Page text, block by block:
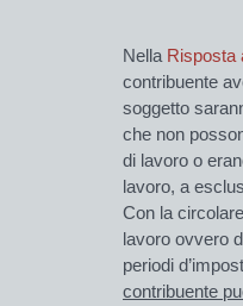
Nella Risposta
contribuente
soggetto
che non
di lavoro o
lavoro, a
Con la
lavoro ovvero
periodi
contribuente